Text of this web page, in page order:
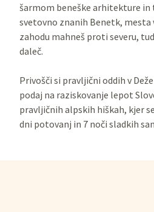
šarmom beneške arhitekture
svetovno znanih Benetk,
zahodu mahneš proti severu,
daleč.
Privošči si pravljični oddih v
podaj na raziskovanje lepot
pravljičnih alpskih hiškah, kjer
dni potovanj in 7 noči sladkih